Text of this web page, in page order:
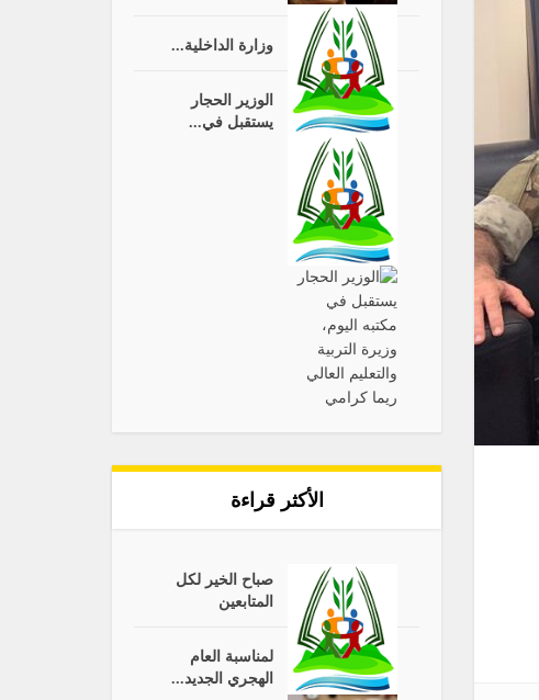
وزارة الداخلية...
الوزير الحجار
يستقبل في...
الأكثر قراءة
صباح الخير لكل
المتابعين
لمناسبة العام
الهجري الجديد...